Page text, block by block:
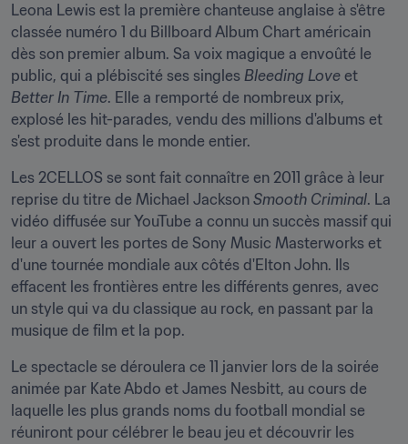
Leona Lewis est la première chanteuse anglaise à s'être
classée numéro 1 du Billboard Album Chart américain
dès son premier album. Sa voix magique a envoûté le
public, qui a plébiscité ses singles Bleeding Love
Better In Time. Elle a remporté de nombreux prix,
explosé les hit-parades, vendu des millions d'albums et
s'est produite dans le monde entier.
Les 2CELLOS se sont fait connaître en 2011 grâce à leur
reprise du titre de Michael Jackson Smooth Criminal. La
vidéo diffusée sur YouTube a connu un succès massif qui
leur a ouvert les portes de Sony Music Masterworks et
d'une tournée mondiale aux côtés d'Elton John. Ils
effacent les frontières entre les différents genres, avec
un style qui va du classique au rock, en passant par la
musique de film et la pop.
Le spectacle se déroulera ce 11 janvier lors de la soirée
animée par Kate Abdo et James Nesbitt, au cours de
laquelle les plus grands noms du football mondial se
réuniront pour célébrer le beau jeu et découvrir les